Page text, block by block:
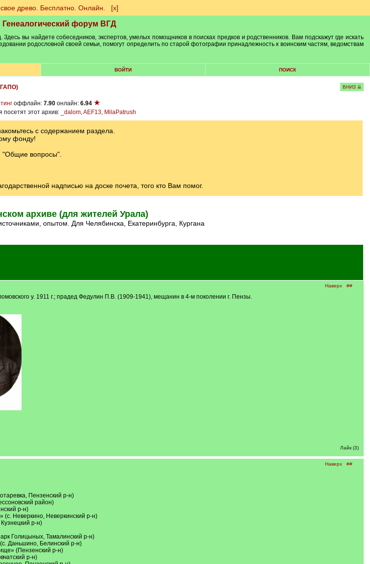
древо. Бесплатно. Онлайн. [х]
Генеалогический форум ВГД
вы найдете собеседников, экспертов, умелых помощников в поисках предков и родственников. Вам подскажут где искать
родословной своей семьи, помогут определить по старой фотографии принадлежность к воинским частям, ведомствам
ВОЙТИ ПОИСК
ВНИЗ ⇊
оффлайн: 7.90 онлайн: 6.94 ★
этот архив: _dalom,AEF13, MilaPatrush
с содержанием раздела.
фонду!
"Общие вопросы".
надписью на доске почета, того кто Вам помог.
архиве (для жителей Урала)
опытом. Для Челябинска, Екатеринбурга, Кургана
Наверх ##
у. 1911 г.; прадед Федулин П.В. (1909-1941), мещанин в 4-м поколении г. Пензы.
Лайк (3)
Наверх ##
Пензенский р-н)
район)
р-н)
(с. Неверкино, Неверкинский р-н)
р-н)
Голицыных, Тамалинский р-н)
Даньшино, Белинский р-н)
(Пензенский р-н)
р-н)